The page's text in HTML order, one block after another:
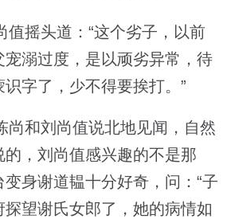
摇头道：“这个劣子，以前
溺过度，是以顽劣异常，待
字了，少不得要挨打。”
和刘尚值说北地见闻，自然
，刘尚值感兴趣的不是那
身谢道韫十分好奇，问：“子
望谢氏女郎了，她的病情如